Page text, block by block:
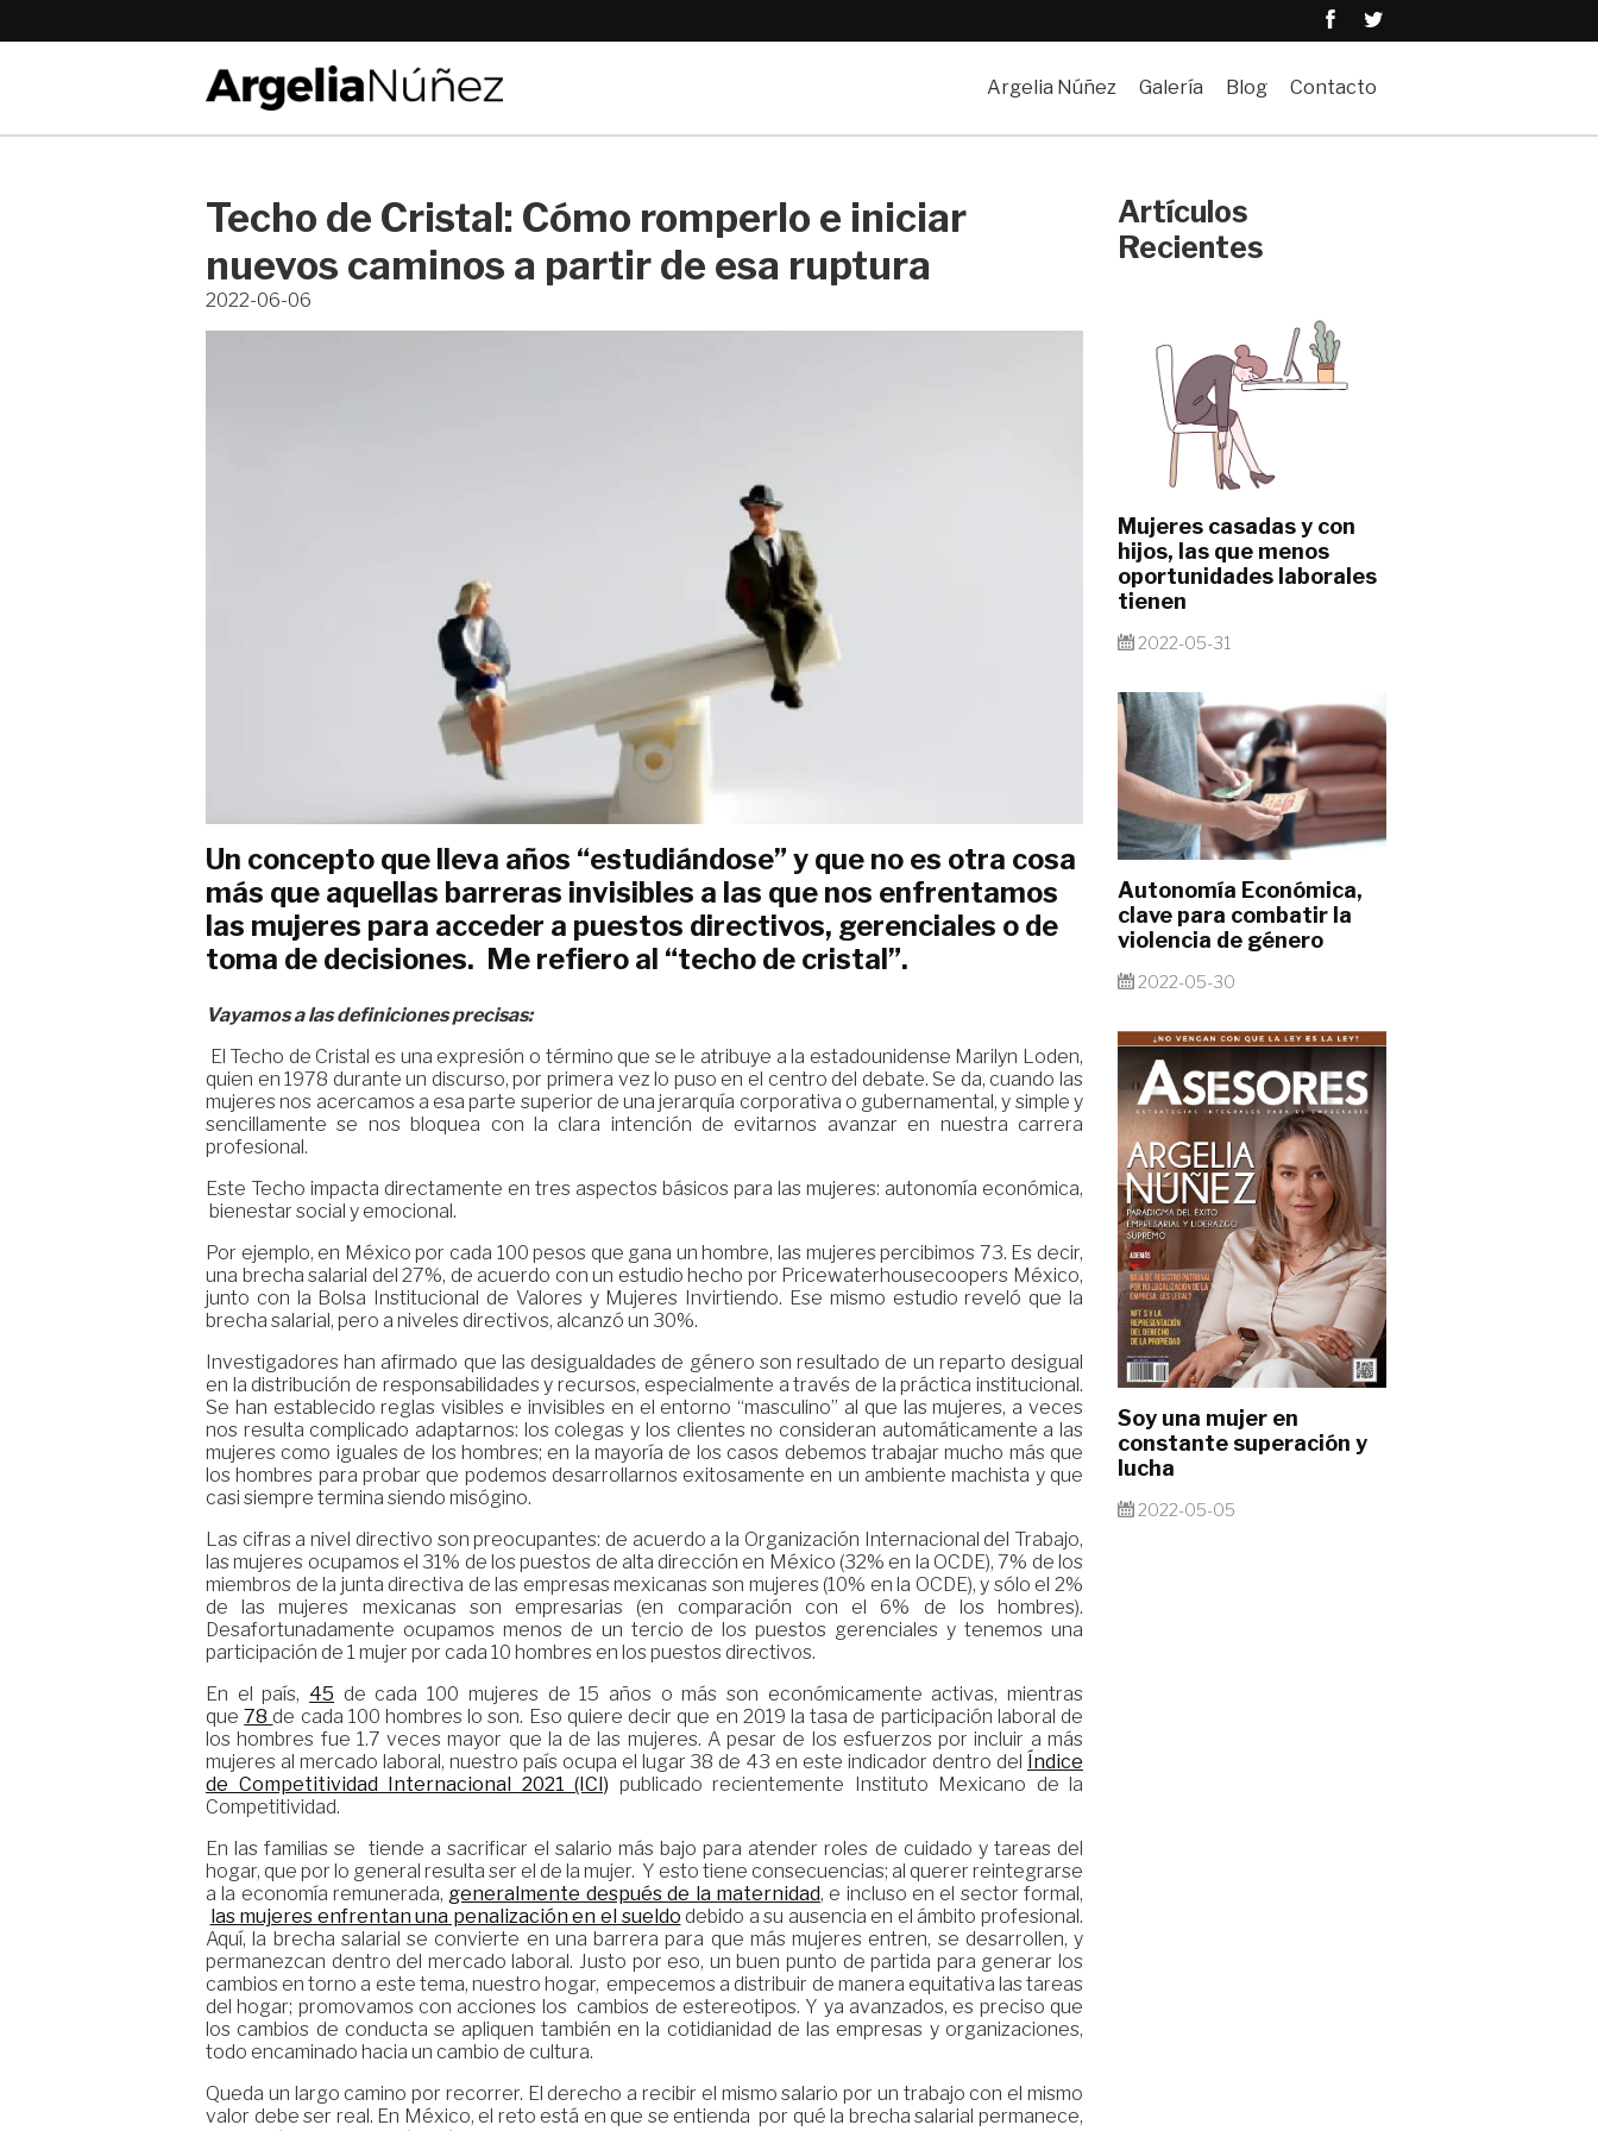
Argelia Núñez Galería Blog Contacto
Techo de Cristal: Cómo romperlo e iniciar
nuevos caminos a partir de esa ruptura
2022-06-06
Un concepto que lleva años “estudiándose” y que no es otra cosa
más que aquellas barreras invisibles a las que nos enfrentamos
las mujeres para acceder a puestos directivos, gerenciales o de
toma de decisiones. Me refiero al “techo de cristal”.
Vayamos a las definiciones precisas:
El Techo de Cristal es una expresión o término que se le atribuye a la estadounidense Marilyn Loden,
quien en 1978 durante un discurso, por primera vez lo puso en el centro del debate. Se da, cuando las
mujeres nos acercamos a esa parte superior de una jerarquía corporativa o gubernamental, y simple y
sencillamente se nos bloquea con la clara intención de evitarnos avanzar en nuestra carrera
profesional.
Este Techo impacta directamente en tres aspectos básicos para las mujeres: autonomía económica,
bienestar social y emocional.
Por ejemplo, en México por cada 100 pesos que gana un hombre, las mujeres percibimos 73. Es decir,
una brecha salarial del 27%, de acuerdo con un estudio hecho por Pricewaterhousecoopers México,
junto con la Bolsa Institucional de Valores y Mujeres Invirtiendo. Ese mismo estudio reveló que la
brecha salarial, pero a niveles directivos, alcanzó un 30%.
Investigadores han afirmado que las desigualdades de género son resultado de un reparto desigual
en la distribución de responsabilidades y recursos, especialmente a través de la práctica institucional.
Se han establecido reglas visibles e invisibles en el entorno “masculino” al que las mujeres, a veces
nos resulta complicado adaptarnos: los colegas y los clientes no consideran automáticamente a las
mujeres como iguales de los hombres; en la mayoría de los casos debemos trabajar mucho más que
los hombres para probar que podemos desarrollarnos exitosamente en un ambiente machista y que
casi siempre termina siendo misógino.
Las cifras a nivel directivo son preocupantes: de acuerdo a la Organización Internacional del Trabajo,
las mujeres ocupamos el 31% de los puestos de alta dirección en México (32% en la OCDE), 7% de los
miembros de la junta directiva de las empresas mexicanas son mujeres (10% en la OCDE), y sólo el 2%
de las mujeres mexicanas son empresarias (en comparación con el 6% de los hombres).
Desafortunadamente ocupamos menos de un tercio de los puestos gerenciales y tenemos una
participación de 1 mujer por cada 10 hombres en los puestos directivos.
En el país, 45 de cada 100 mujeres de 15 años o más son económicamente activas, mientras
que78de cada 100 hombres lo son. Eso quiere decir que en 2019 la tasa de participación laboral de
los hombres fue 1.7 veces mayor que la de las mujeres. A pesar de los esfuerzos por incluir a más
mujeres al mercado laboral, nuestro país ocupa el lugar 38 de 43 en este indicador dentro del
Índice
de Competitividad Internacional 2021 (ICI) publicado recientemente Instituto Mexicano de la
Competitividad.
En las familias se tiende a sacrificar el salario más bajo para atender roles de cuidado y tareas del
hogar, que por lo general resulta ser el de la mujer. Y esto tiene consecuencias; al querer reintegrarse
a la economía remunerada, generalmente después de la maternidad, e incluso en el sector formal,
las mujeres enfrentan una penalización en el sueldo debido a su ausencia en el ámbito profesional.
Aquí, la brecha salarial se convierte en una barrera para que más mujeres entren, se desarrollen, y
permanezcan dentro del mercado laboral. Justo por eso, un buen punto de partida para generar los
cambios en torno a este tema, nuestro hogar, empecemos a distribuir de manera equitativa las tareas
del hogar; promovamos con acciones los cambios de estereotipos. Y ya avanzados, es preciso que
los cambios de conducta se apliquen también en la cotidianidad de las empresas y organizaciones,
todo encaminado hacia un cambio de cultura.
Queda un largo camino por recorrer. El derecho a recibir el mismo salario por un trabajo con el mismo
valor debe ser real. En México, el reto está en que se entienda por qué la brecha salarial permanece,
Artículos
Recientes
Mujeres casadas y con
hijos, las que menos
oportunidades laborales
tienen
2022-05-31
Autonomía Económica,
clave para combatir la
violencia de género
2022-05-30
Soy una mujer en
constante superación y
lucha
2022-05-05